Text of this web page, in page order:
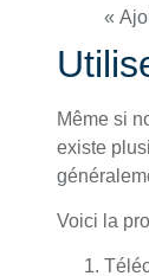
«
Même si
existe
Voici la